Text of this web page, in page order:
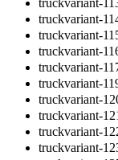
truckvariant-
truckvariant-
truckvariant-
truckvariant-
truckvariant-
truckvariant-
truckvariant-
truckvariant-
truckvariant-